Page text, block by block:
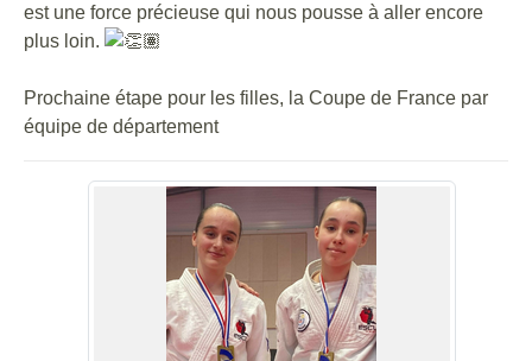
est une force précieuse qui nous pousse à aller encore
plus loin.
Prochaine étape pour les filles, la Coupe de France par
équipe de département